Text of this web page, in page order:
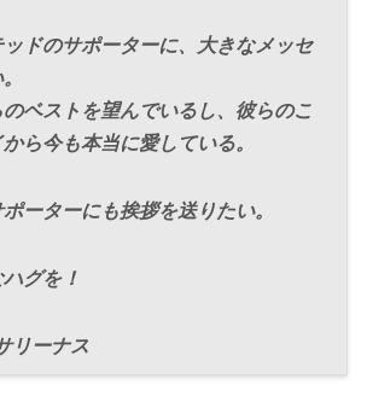
ドのサポーターに、大きなメッセ
ベストを望んでいるし、彼らのこ
ら今も本当に愛している。
ーターにも挨拶を送りたい。
グを！
リーナス